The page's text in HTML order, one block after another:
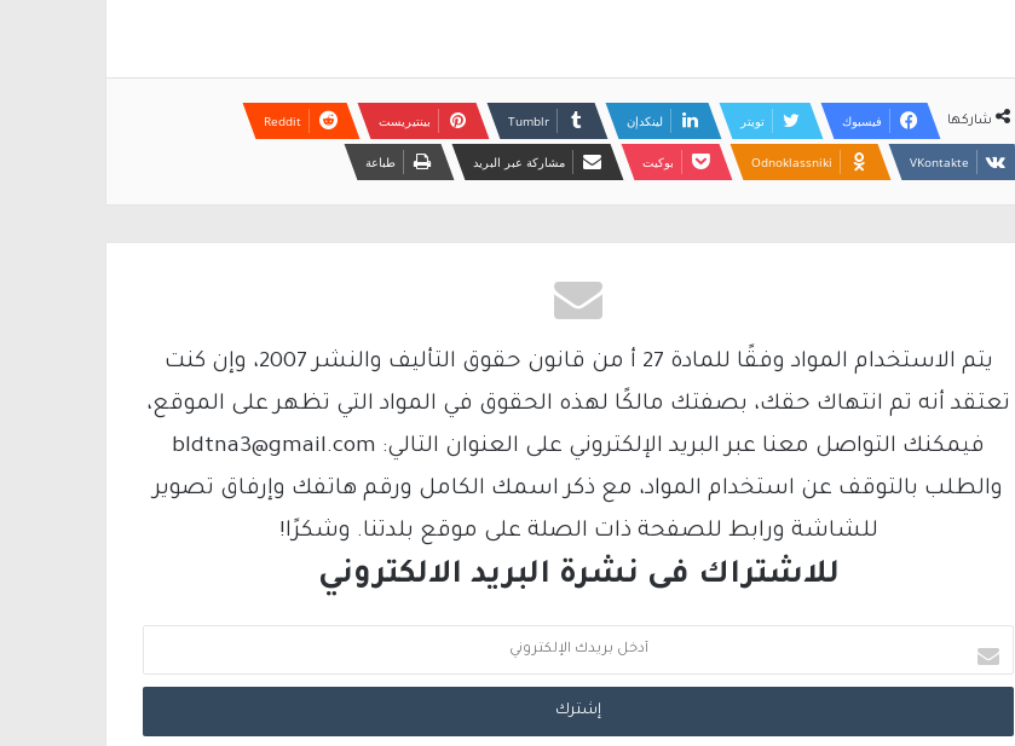
شاركها فيسبوك تويتر لينكدإن بينتيريست
Odnoklassniki بوكيت مشاركة عبر البريد طباعة
يتم الاستخدام المواد وفقًا للمادة 27 أ من قانون حقوق التأليف والنشر 2007، وإن كنت
تعتقد أنه تم انتهاك حقك، بصفتك مالكًا لهذه الحقوق في المواد التي تظهر على الموقع،
فيمكنك التواصل معنا عبر البريد الإلكتروني على العنوان التالي: bldtna3@gmail.com
والطلب بالتوقف عن استخدام المواد، مع ذكر اسمك الكامل ورقم هاتفك وإرفاق تصوير
للشاشة ورابط للصفحة ذات الصلة على موقع بلدتنا. وشكرًا!
للاشتراك فى نشرة البريد الالكتروني
د
خ